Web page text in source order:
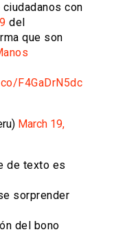
con
del
que son
F4GaDrN5dc
March 19,
de texto es
sorprender
del bono